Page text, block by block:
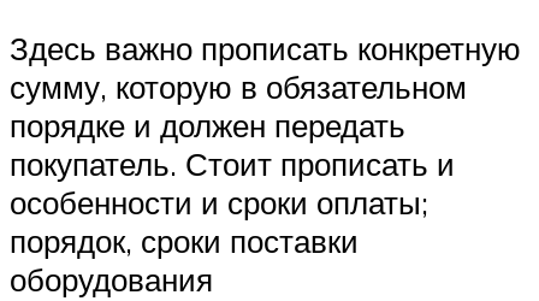
Здесь важно прописать конкретную
сумму, которую в обязательном
порядке и должен передать
покупатель. Стоит прописать и
особенности и сроки оплаты;
порядок, сроки поставки
оборудования